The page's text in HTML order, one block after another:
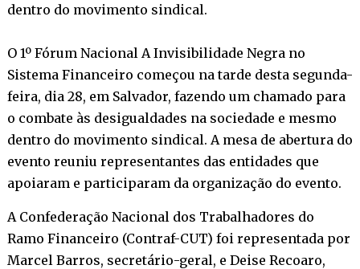
dentro do movimento sindical.
O 1º Fórum Nacional A Invisibilidade Negra no
Sistema Financeiro começou na tarde desta segunda-
feira, dia 28, em Salvador, fazendo um chamado para
o combate às desigualdades na sociedade e mesmo
dentro do movimento sindical. A mesa de abertura do
evento reuniu representantes das entidades que
apoiaram e participaram da organização do evento.
A Confederação Nacional dos Trabalhadores do
Ramo Financeiro (Contraf-CUT) foi representada por
Marcel Barros, secretário-geral, e Deise Recoaro,